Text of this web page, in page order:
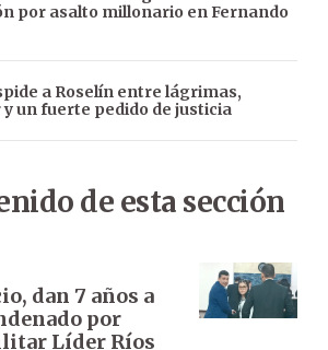
por asalto millonario en Fernando
a Roselín entre lágrimas,
y un fuerte pedido de justicia
de esta sección
dan 7 años a
por
Líder Ríos